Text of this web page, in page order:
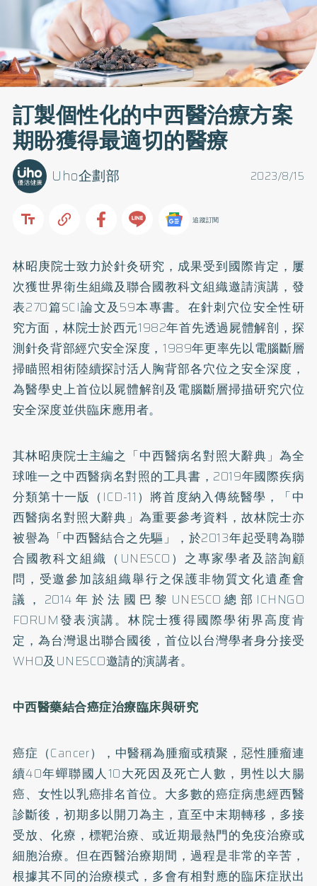
訂製個性化的中西醫治療方案
期盼獲得最適切的醫療
2023/8/15
Uho企劃部
追蹤訂閱
林昭庚院士致力於針灸研究，成果受到國際肯定，屢
次獲世界衛生組織及聯合國教科文組織邀請演講，發
表270篇SCI論文及59本專書。在針刺穴位安全性研
究方面，林院士於西元1982年首先透過屍體解剖，探
測針灸背部經穴安全深度，1989年更率先以電腦斷層
掃瞄照相術陸續探討活人胸背部各穴位之安全深度，
為醫學史上首位以屍體解剖及電腦斷層掃描研究穴位
安全深度並供臨床應用者。
其林昭庚院士主編之「中西醫病名對照大辭典」為全
球唯一之中西醫病名對照的工具書，2019年國際疾病
分類第十一版（ICD-11）將首度納入傳統醫學，「中
西醫病名對照大辭典」為重要參考資料，故林院士亦
被譽為「中西醫結合之先驅」，於2013年起受聘為聯
合國教科文組織（UNESCO）之專家學者及諮詢顧
問，受邀參加該組織舉行之保護非物質文化遺產會
議，2014年於法國巴黎UNESCO總部ICHNGO
FORUM發表演講。林院士獲得國際學術界高度肯
定，為台灣退出聯合國後，首位以台灣學者身分接受
WHO及UNESCO邀請的演講者。
中西醫藥結合癌症治療臨床與研究
癌症（Cancer），中醫稱為腫瘤或積聚，惡性腫瘤連
續40年蟬聯國人10大死因及死亡人數，男性以大腸
癌、女性以乳癌排名首位。大多數的癌症病患經西醫
診斷後，初期多以開刀為主，直至中末期轉移，多接
受放、化療，標靶治療、或近期最熱門的免疫治療或
細胞治療。但在西醫治療期間，過程是非常的辛苦，
根據其不同的治療模式，多會有相對應的臨床症狀出